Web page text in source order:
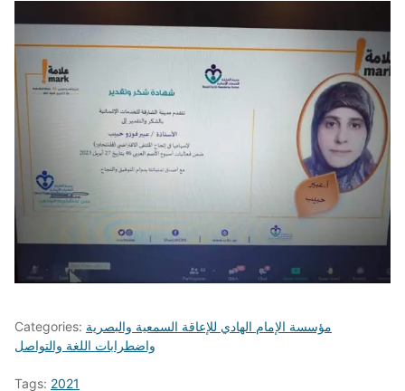
Categories: مؤسسة الإمام الهادي للإعاقة السمعية والبصرية
واضطرابات اللغة والتواصل
Tags: 2021